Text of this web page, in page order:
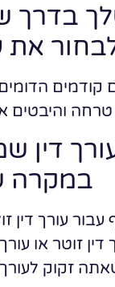
בדרך
את
הדומים
טרחה והיבטים
דין
במקרה
עורך דין
דין זוטר או
זקוק